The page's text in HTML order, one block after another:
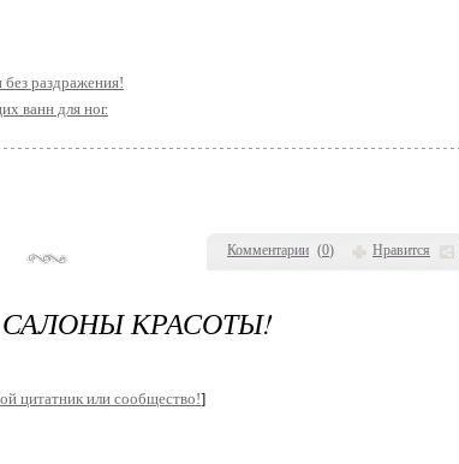
Комментарии (0) Нравится
раздражения!
ванн для ног.
КРАСОТЫ!
цитатник или сообщество!]